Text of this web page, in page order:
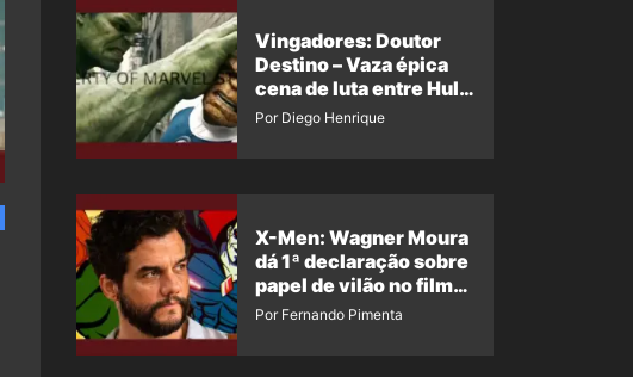
Vingadores: Doutor
Destino – Vaza épica
cena de luta entre Hulk
e o Coisa
Por Diego Henrique
X-Men: Wagner Moura
dá 1ª declaração sobre
papel de vilão no filme
da Marvel
Por Fernando Pimenta